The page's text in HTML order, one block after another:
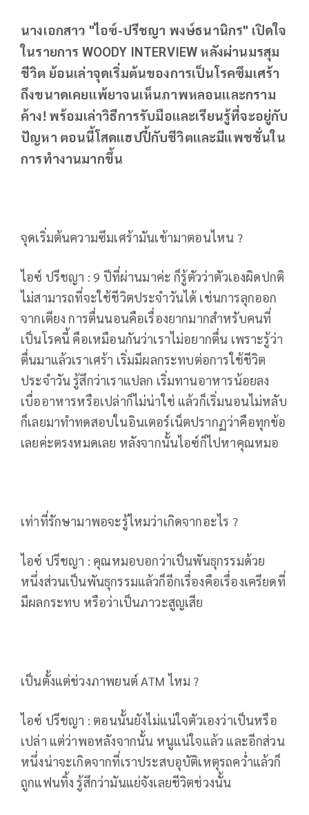
นางเอกสาว "ไอซ์-ปรีชญา พงษ์ธนานิกร" เปิดใจ
ในรายการ WOODY INTERVIEW หลังผ่านมรสุม
ชีวิต ย้อนเล่าจุดเริ่มต้นของการเป็นโรคซึมเศร้า
ถึงขนาดเคยแพ้ยาจนเห็นภาพหลอนและกราม
ค้าง! พร้อมเล่าวิธีการรับมือและเรียนรู้ที่จะอยู่กับ
ปัญหา ตอนนี้โสดแฮปปี้กับชีวิตและมีแพชชั่นใน
การทำงานมากขึ้น
จุดเริ่มต้นความซึมเศร้ามันเข้ามาตอนไหน ?
ไอซ์ ปรีชญา : 9 ปีที่ผ่านมาค่ะ ก็รู้ตัวว่าตัวเองผิดปกติ
ไม่สามารถที่จะใช้ชีวิตประจำวันได้ เช่นการลุกออก
จากเตียง การตื่นนอนคือเรื่องยากมากสำหรับคนที่
เป็นโรคนี้ คือเหมือนกันว่าเราไม่อยากตื่น เพราะรู้ว่า
ตื่นมาแล้วเราเศร้า เริ่มมีผลกระทบต่อการใช้ชีวิต
ประจำวัน รู้สึกว่าเราแปลก เริ่มทานอาหารน้อยลง
เบื่ออาหารหรือเปล่าก็ไม่น่าใช่ แล้วก็เริ่มนอนไม่หลับ
ก็เลยมาทำทดสอบในอินเตอร์เน็ตปรากฏว่าคือทุกข้อ
เลยค่ะตรงหมดเลย หลังจากนั้นไอซ์ก็ไปหาคุณหมอ
เท่าที่รักษามาพอจะรู้ไหมว่าเกิดจากอะไร ?
ไอซ์ ปรีชญา : คุณหมอบอกว่าเป็นพันธุกรรมด้วย
หนึ่งส่วนเป็นพันธุกรรมแล้วก็อีกเรื่องคือเรื่องเครียดที่
มีผลกระทบ หรือว่าเป็นภาวะสูญเสีย
เป็นตั้งแต่ช่วงภาพยนต์ ATM ไหม ?
ไอซ์ ปรีชญา : ตอนนั้นยังไม่แน่ใจตัวเองว่าเป็นหรือ
เปล่า แต่ว่าพอหลังจากนั้น หนูแน่ใจแล้ว และอีกส่วน
หนึ่งน่าจะเกิดจากที่เราประสบอุบัติเหตุรถคว่ำแล้วก็
ถูกแฟนทิ้ง รู้สึกว่ามันแย่จังเลยชีวิตช่วงนั้น